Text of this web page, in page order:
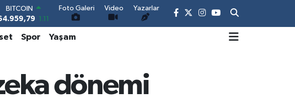
DOLAR
47,7436 0.18
EURO
55,2510
GRAM ALTIN
6660.55 0.03
BİST100
Foto Galeri Video Yazarlar
Spor Yaşam
dönemi